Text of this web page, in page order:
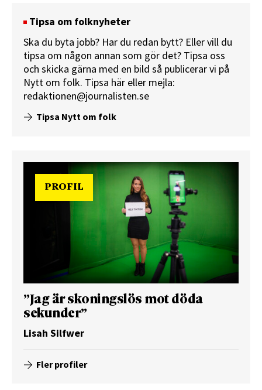
Tipsa om folknyheter
Ska du byta jobb? Har du redan bytt? Eller vill du
tipsa om någon annan som gör det? Tipsa oss
och skicka gärna med en bild så publicerar vi på
Nytt om folk. Tipsa här eller mejla:
redaktionen@journalisten.se
Tipsa Nytt om folk
PROFIL
”Jag är skoningslös mot döda
sekunder”
Lisah Silfwer
Fler profiler